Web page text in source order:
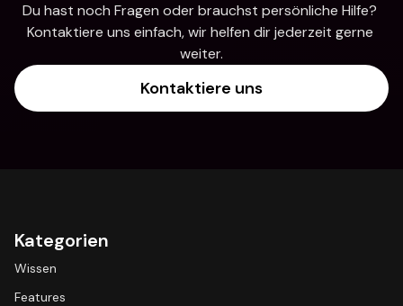
Du hast noch Fragen oder brauchst persönliche Hilfe?
Kontaktiere uns einfach, wir helfen dir jederzeit gerne
weiter.
Kontaktiere uns
Kategorien
Wissen
Features